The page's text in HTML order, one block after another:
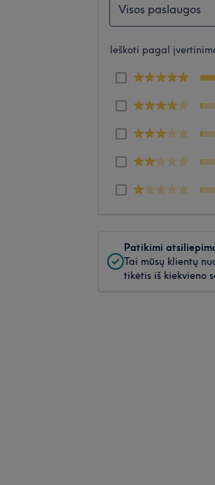
Visos paslaugos
Ieškoti pagal
Patikimi
Tai mūsų klientų
tikėtis iš kiekvieno